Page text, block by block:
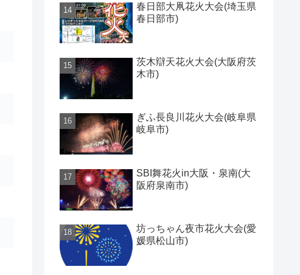
春日部大凧花火大会(埼玉県
春日部市)
茨木辯天花火大会(大阪府茨
木市)
ぎふ長良川花火大会(岐阜県
岐阜市)
SBI舞花火in大阪・泉南(大
阪府泉南市)
坊っちゃん夜市花火大会(愛
媛県松山市)